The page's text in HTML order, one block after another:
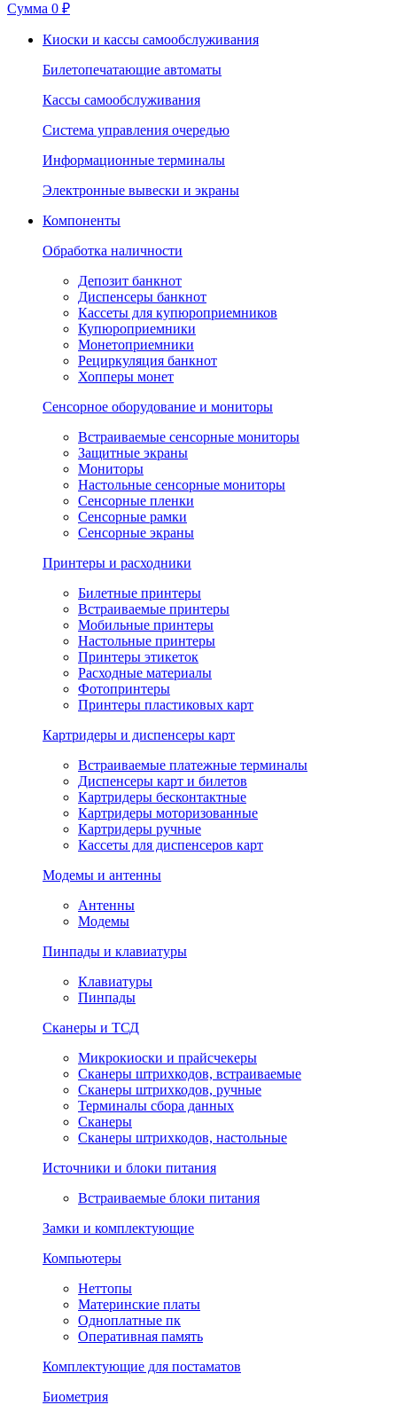
Сумма 0 ₽
Киоски и кассы самообслуживания
Билетопечатающие автоматы
Кассы самообслуживания
Система управления очередью
Информационные терминалы
Электронные вывески и экраны
Компоненты
Обработка наличности
Депозит банкнот
Диспенсеры банкнот
Кассеты для купюроприемников
Купюроприемники
Монетоприемники
Рециркуляция банкнот
Хопперы монет
Сенсорное оборудование и мониторы
Встраиваемые сенсорные мониторы
Защитные экраны
Мониторы
Настольные сенсорные мониторы
Сенсорные пленки
Сенсорные рамки
Сенсорные экраны
Принтеры и расходники
Билетные принтеры
Встраиваемые принтеры
Мобильные принтеры
Настольные принтеры
Принтеры этикеток
Расходные материалы
Фотопринтеры
Принтеры пластиковых карт
Картридеры и диспенсеры карт
Встраиваемые платежные терминалы
Диспенсеры карт и билетов
Картридеры бесконтактные
Картридеры моторизованные
Картридеры ручные
Кассеты для диспенсеров карт
Модемы и антенны
Антенны
Модемы
Пинпады и клавиатуры
Клавиатуры
Пинпады
Сканеры и ТСД
Микрокиоски и прайсчекеры
Сканеры штрихкодов, встраиваемые
Сканеры штрихкодов, ручные
Терминалы сбора данных
Сканеры
Сканеры штрихкодов, настольные
Источники и блоки питания
Встраиваемые блоки питания
Замки и комплектующие
Компьютеры
Неттопы
Материнские платы
Одноплатные пк
Оперативная память
Комплектующие для постаматов
Биометрия